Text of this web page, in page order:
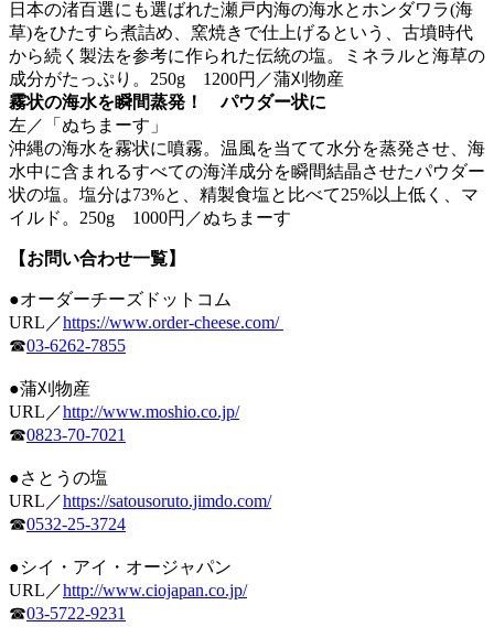
日本の渚百選にも選ばれた瀬戸内海の海水とホンダワラ(海
草)をひたすら煮詰め、窯焼きで仕上げるという、古墳時代
から続く製法を参考に作られた伝統の塩。ミネラルと海草の
成分がたっぷり。250g 1200円／蒲刈物産
霧状の海水を瞬間蒸発！ パウダー状に
左／「ぬちまーす」
沖縄の海水を霧状に噴霧。温風を当てて水分を蒸発させ、海
水中に含まれるすべての海洋成分を瞬間結晶させたパウダー
状の塩。塩分は73%と、精製食塩と比べて25%以上低く、マ
イルド。250g 1000円／ぬちまーす
【お問い合わせ一覧】
●オーダーチーズドットコム
URL／https://www.order-cheese.com/
☎03-6262-7855
●蒲刈物産
URL／http://www.moshio.co.jp/
☎0823-70-7021
●さとうの塩
URL／https://satousoruto.jimdo.com/
☎0532-25-3724
●シイ・アイ・オージャパン
URL／http://www.ciojapan.co.jp/
☎03-5722-9231